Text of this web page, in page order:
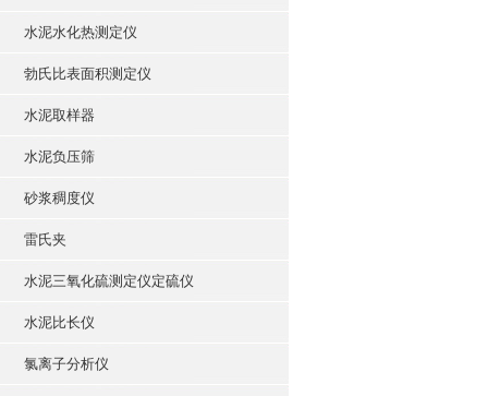
水泥水化热测定仪
勃氏比表面积测定仪
水泥取样器
水泥负压筛
砂浆稠度仪
雷氏夹
水泥三氧化硫测定仪定硫仪
水泥比长仪
氯离子分析仪